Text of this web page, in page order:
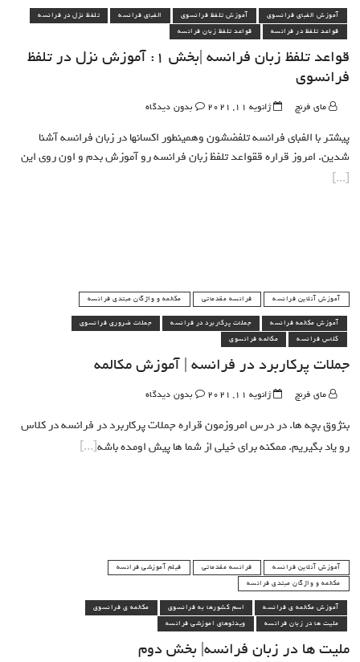
آموزش الفبای فرانسوی آموزش تلفظ فرانسوی الفبای فرانسه
تلفظ نزل در فرانسه
قواعد تلفظ در فرانسه
قواعد تلفظ زبان فرانسه
قواعد تلفظ زبان فرانسه |بخش 1: آموزش نزل در تلفظ
فرانسوی
مای فرنچ ژانویه 11, 2021 بدون دیدگاه
پیشتر با الفبای فرانسه تلفضشون وهمینطور اکسانها در زبان فرانسه آشنا
شدین. امروز قراره ققواعد تلفظ زبان فرانسه رو آموزش بدم و اون روی این
آموزش آنلاین فرانسه فرانسه مقدماتی مکالمه و واژگان مبتدی فرانسه
آموزش مکالمه فرانسه جملات پرکاربرد در فرانسه
جملات ضروری فرانسوی
کلاس فرانسه
مکالمه فرانسوی
جملات پرکاربرد در فرانسه | آموزش مکالمه
مای فرنچ ژانویه 11, 2021 بدون دیدگاه
بنژوق بچه ها. در درس امروزمون قراره جملات پرکاربرد در فرانسه در کلاس
رو یاد بگیریم. ممکنه برای خیلی از شما ها پیش اومده باشه
آموزش آنلاین فرانسه فرانسه مقدماتی
فیلم آموزشی فرانسه
مکالمه و واژگان مبتدی فرانسه
آموزش مکالمه ی فرانسه اسم کشورها به فرانسوی
مکالمه ی فرانسوی
ملیت ها در زبان فرانسه
ویدئوهای اموزشی فرانسه
ملیت ها در زبان فرانسه| بخش دوم